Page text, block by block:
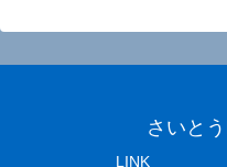
さいと
LINK